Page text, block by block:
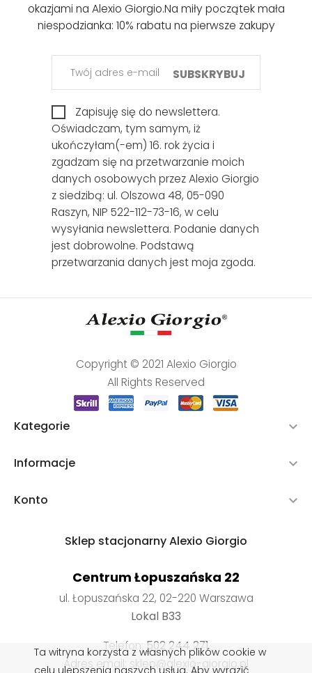
okazjami na Alexio Giorgio.Na miły początek mała
niespodzianka: 10% rabatu na pierwsze zakupy
SUBSKRYBUJ
Zapisuję się do newslettera.
Oświadczam, tym samym, iż
ukończyłam(-em) 16. rok życia i
zgadzam się na przetwarzanie moich
danych osobowych przez Alexio Giorgio
z siedzibą: ul. Olszowa 48, 05-090
Raszyn, NIP 522-112-73-16, w celu
wysyłania newslettera. Podanie danych
jest dobrowolne. Podstawą
przetwarzania danych jest moja zgoda.
Copyright © 2021 Alexio Giorgio
All Rights Reserved
Kategorie 
Informacje 
Konto 
Sklep stacjonarny Alexio Giorgio
Centrum Łopuszańska 22
ul. Łopuszańska 22, 02-220 Warszawa
Lokal B33
Telefon: 502 244 271
Adres email: sklep@alexio-giorgio.pl
Ta witryna korzysta z własnych plików cookie w
celu ulepszenia naszych usług. Aby wyrazić